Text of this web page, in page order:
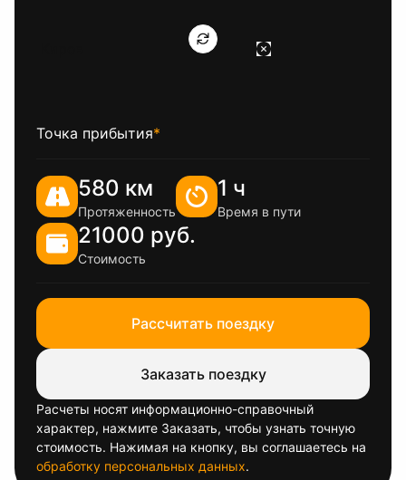
Точка прибытия*
580 км
Протяженность
1 ч
Время в пути
21000 руб.
Стоимость
Рассчитать поездку
Заказать поездку
Расчеты носят информационно-справочный
характер, нажмите Заказать, чтобы узнать точную
стоимость. Нажимая на кнопку, вы соглашаетесь на
обработку персональных данных.